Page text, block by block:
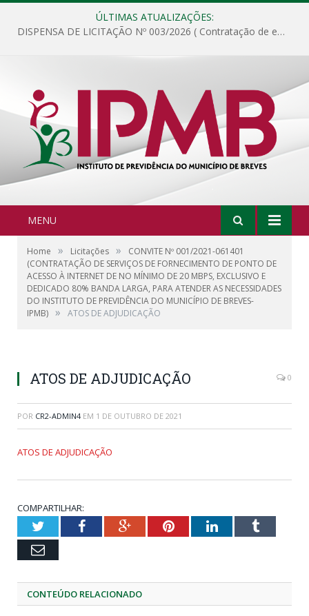
ÚLTIMAS ATUALIZAÇÕES:
DISPENSA DE LICITAÇÃO Nº 003/2026 ( Contratação de empresa para fornecimento de gêneros alimentícios não perecíveis, materiais de expediente, descartáveis, copa e cozinha, para análise e posterior publicação.)
MENU
Home » Licitações »
CONVITE Nº 001/2021-061401
(CONTRATAÇÃO DE SERVIÇOS DE FORNECIMENTO DE PONTO DE
ACESSO À INTERNET DE NO MÍNIMO DE 20 MBPS, EXCLUSIVO E
DEDICADO 80% BANDA LARGA, PARA ATENDER AS NECESSIDADES
DO INSTITUTO DE PREVIDÊNCIA DO MUNICÍPIO DE BREVES-
IPMB) » ATOS DE ADJUDICAÇÃO
ATOS DE ADJUDICAÇÃO 0
POR CR2-ADMIN4 EM 1 DE OUTUBRO DE 2021
ATOS DE ADJUDICAÇÃO
COMPARTILHAR:
TwitterFacebookGoogle+PinterestLinkedInTumblr
Email
CONTEÚDO RELACIONADO